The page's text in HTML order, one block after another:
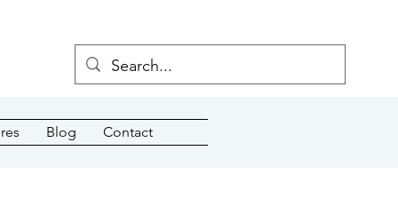
Blog Contact